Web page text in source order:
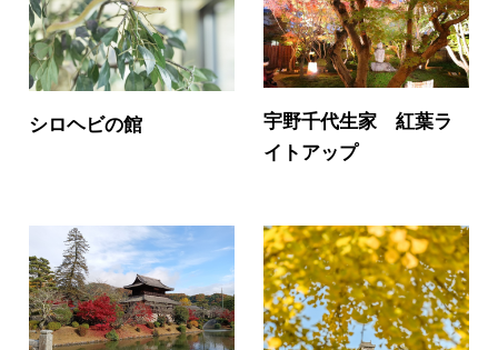
シロヘビの館
宇野千代生家 紅葉ラ
イトアップ